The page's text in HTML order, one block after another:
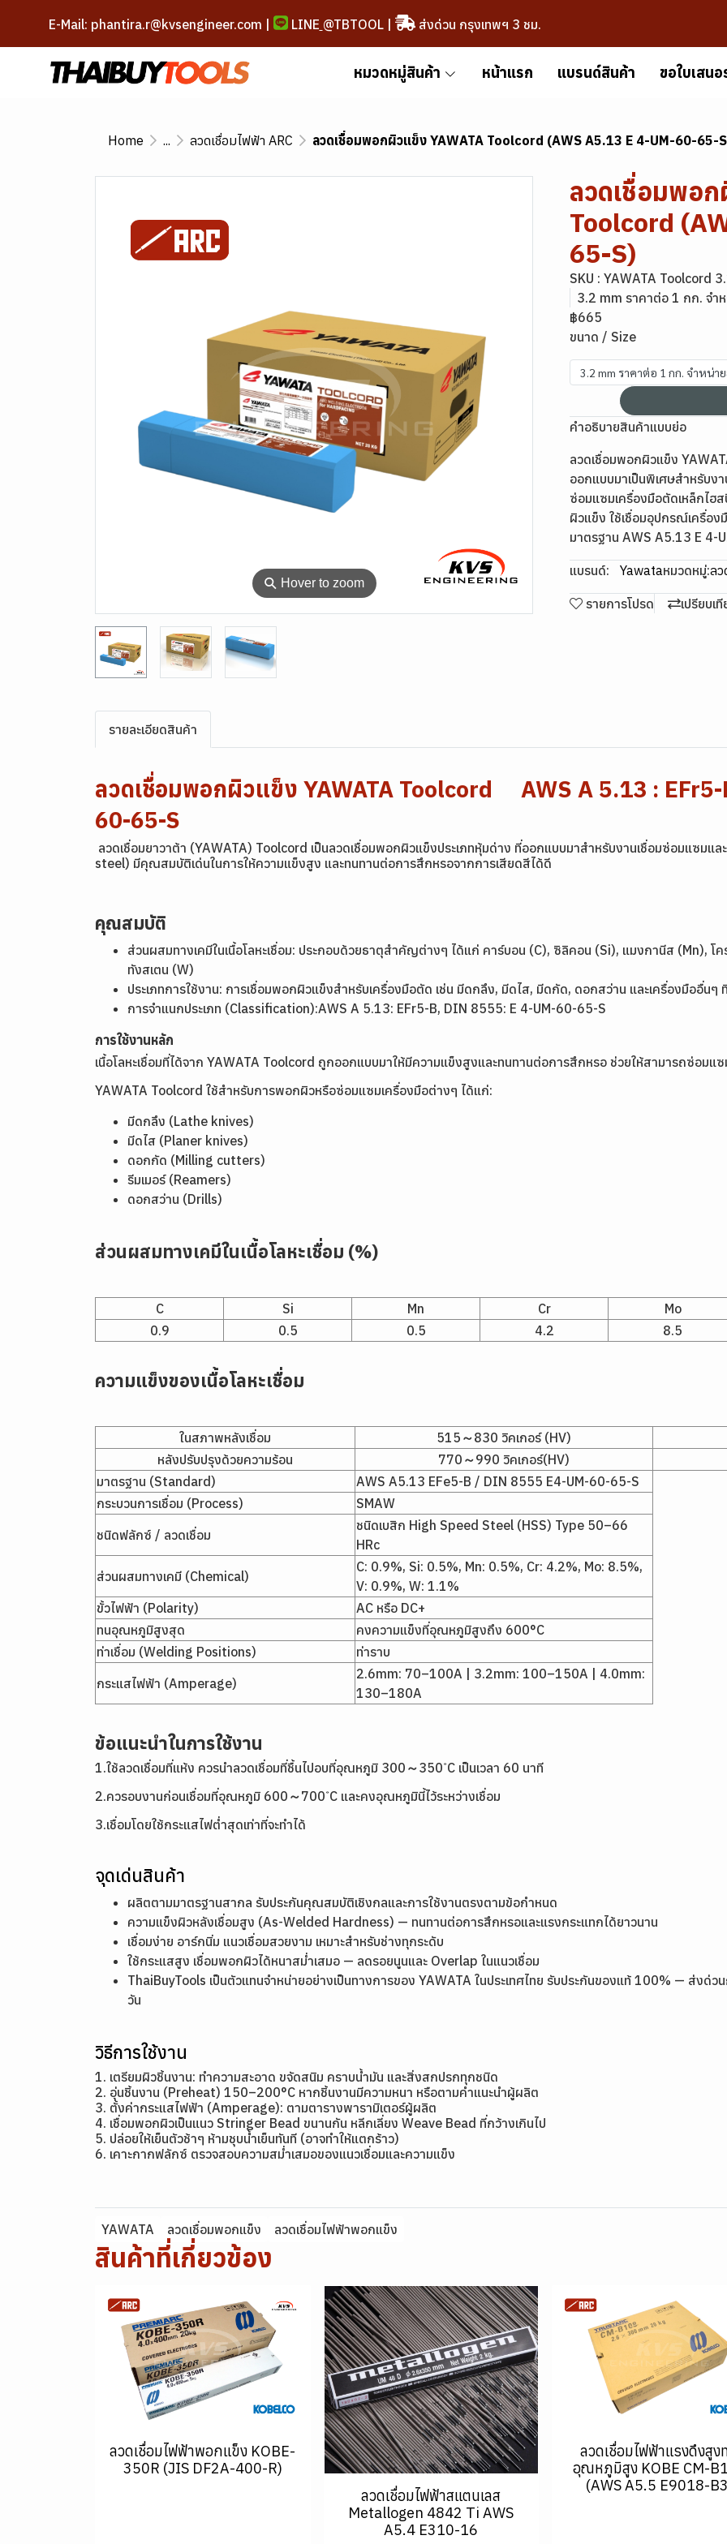
E-Mail: phantira.r@kvsengineer.com | LINE @TBTOOL| ส่งด่วน กรุงเทพฯ 3 ชม.
หมวดหมู่สินค้า หน้าแรก แบรนด์สินค้า ขอใบเสนอ
Home ... ลวดเชื่อมไฟฟ้า ARC ลวดเชื่อมพอกผิวแข็ง YAWATA Toolcord (AWS A5.13 E 4-UM-60-65-
⚲ Hover to zoom
ลวดเชื่อมพอก
Toolcord
65-S)
SKU : YAWATA Toolcord
3.2 mm ราคาต่อ 1 กก. จำ
฿665
ขนาด / Size
3.2 mm ราคาต่อ 1 กก. จำหน่า
คำอธิบายสินค้าแบบย่อ
ลวดเชื่อมพอกผิวแข็ง
ออกแบบมาเป็นพิเศษสำหรับ
ซ่อมแซมเครื่องมือตัดเหล็กไ
ผิวแข็ง ใช้เชื่อมอุปกรณ์เครื่อ
มาตรฐาน AWS A5.13 E 4-
แบรนด์: Yawataหมวดหมู่:ลว
รายการโปรด เปรียบเ
รายละเอียดสินค้า
ลวดเชื่อมพอกผิวแข็ง YAWATA Toolcord AWS A 5.13 :
60-65-S
ลวดเชื่อมยาวาต้า (YAWATA) Toolcord เป็นลวดเชื่อมพอกผิวแข็งประเภทหุ้มด่าง ที่ออกแบบมาสำหรับงานเชื่อมซ่อมแซมแ
steel) มีคุณสมบัติเด่นในการให้ความแข็งสูง และทนทานต่อการสึกหรอจากการเสียดสีได้ดี
คุณสมบัติ
ส่วนผสมทางเคมีในเนื้อโลหะเชื่อม: ประกอบด้วยธาตุสำคัญต่างๆ ได้แก่ คาร์บอน (C), ซิลิคอน (Si), แมงกานีส (Mn), โค
ทังสเตน (W)
ประเภทการใช้งาน: การเชื่อมพอกผิวแข็งสำหรับเครื่องมือตัด เช่น มีดกลึง, มีดไส, มีดกัด, ดอกสว่าน และเครื่องมืออื่น
การจำแนกประเภท (Classification):AWS A 5.13: EFr5-B, DIN 8555: E 4-UM-60-65-S
การใช้งานหลัก
เนื้อโลหะเชื่อมที่ได้จาก YAWATA Toolcord ถูกออกแบบมาให้มีความแข็งสูงและทนทานต่อการสึกหรอ ช่วยให้สามารถซ่อม
YAWATA Toolcord ใช้สำหรับการพอกผิวหรือซ่อมแซมเครื่องมือต่างๆ ได้แก่:
มีดกลึง (Lathe knives)
มีดไส (Planer knives)
ดอกกัด (Milling cutters)
รีมเมอร์ (Reamers)
ดอกสว่าน (Drills)
ส่วนผสมทางเคมีในเนื้อโลหะเชื่อม (%)
C Si Mn Cr Mo
0.9
0.5 0.5 4.2 8.5
ความแข็งของเนื้อโลหะเชื่อม
ในสภาพหลังเชื่อม 515～830 วิคเกอร์ (HV)
หลังปรับปรุงด้วยความร้อน
770～990 วิคเกอร์(HV)
มาตรฐาน (Standard)
AWS A5.13 EFe5-B / DIN 8555 E4-UM-60-65-S
กระบวนการเชื่อม (Process)
SMAW
ชนิดฟลักซ์ / ลวดเชื่อม
ชนิดเบสิก High Speed Steel (HSS) Type 50–66
HRc
ส่วนผสมทางเคมี (Chemical)
C: 0.9%, Si: 0.5%, Mn: 0.5%, Cr: 4.2%, Mo: 8.5%,
V: 0.9%, W: 1.1%
ขั้วไฟฟ้า (Polarity)
AC หรือ DC+
ทนอุณหภูมิสูงสุด
คงความแข็งที่อุณหภูมิสูงถึง 600°C
ท่าเชื่อม (Welding Positions)
ท่าราบ
กระแสไฟฟ้า (Amperage)
2.6mm: 70–100A | 3.2mm: 100–150A | 4.0mm:
130–180A
ข้อแนะนำในการใช้งาน
1.ใช้ลวดเชื่อมที่แห้ง ควรนำลวดเชื่อมที่ชื้นไปอบที่อุณหภูมิ 300～350 ํC เป็นเวลา 60 นาที
2.ควรอบงานก่อนเชื่อมที่อุณหภูมิ 600～700 ํC และคงอุณหภูมินี้ไว้ระหว่างเชื่อม
3.เชื่อมโดยใช้กระแสไฟต่ำสุดเท่าที่จะทำได้
จุดเด่นสินค้า
ผลิตตามมาตรฐานสากล รับประกันคุณสมบัติเชิงกลและการใช้งานตรงตามข้อกำหนด
ความแข็งผิวหลังเชื่อมสูง (As-Welded Hardness) — ทนทานต่อการสึกหรอและแรงกระแทกได้ยาวนาน
เชื่อมง่าย อาร์กนิ่ม แนวเชื่อมสวยงาม เหมาะสำหรับช่างทุกระดับ
ใช้กระแสสูง เชื่อมพอกผิวได้หนาสม่ำเสมอ — ลดรอยนูนและ Overlap ในแนวเชื่อม
ThaiBuyTools เป็นตัวแทนจำหน่ายอย่างเป็นทางการของ YAWATA ในประเทศไทย รับประกันของแท้ 100% — ส่งด่ว
วัน
วิธีการใช้งาน
1. เตรียมผิวชิ้นงาน: ทำความสะอาด ขจัดสนิม คราบน้ำมัน และสิ่งสกปรกทุกชนิด
2. อุ่นชิ้นงาน (Preheat) 150–200°C หากชิ้นงานมีความหนา หรือตามคำแนะนำผู้ผลิต
3. ตั้งค่ากระแสไฟฟ้า (Amperage): ตามตารางพารามิเตอร์ผู้ผลิต
4. เชื่อมพอกผิวเป็นแนว Stringer Bead ขนานกัน หลีกเลี่ยง Weave Bead ที่กว้างเกินไป
5. ปล่อยให้เย็นตัวช้าๆ ห้ามชุบน้ำเย็นทันที (อาจทำให้แตกร้าว)
6. เคาะกากฟลักซ์ ตรวจสอบความสม่ำเสมอของแนวเชื่อมและความแข็ง
YAWATA ลวดเชื่อมพอกแข็ง ลวดเชื่อมไฟฟ้าพอกแข็ง
สินค้าที่เกี่ยวข้อง
ลวดเชื่อมไฟฟ้าพอกแข็ง KOBE-
350R (JIS DF2A-400-R)
ลวดเชื่อมไฟฟ้าสแตนเลส
Metallogen 4842 Ti AWS
A5.4 E310-16
ลวดเชื่อมไฟฟ้าแรงดึงสูง
อุณหภูมิสูง KOBE CM-
(AWS A5.5 E9018-